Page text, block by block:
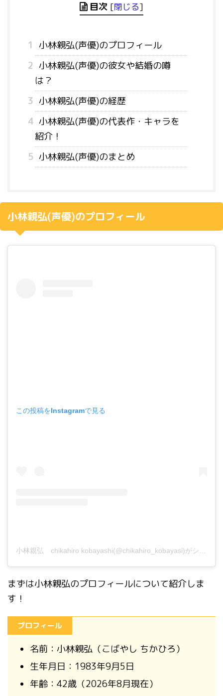
目次 [閉じる]
1
小林親弘(声優)のプロフィール
2 小林親弘(声優)の彼女や結婚の噂
は？
3 小林親弘(声優)の経歴
4 小林親弘(声優)の代表作・キャラを
紹介！
5 小林親弘(声優)のまとめ
小林親弘(声優)のプロフィール
この投稿をInstagramで見る
まずは小林親弘のプロフィールについて紹介しま
す！
プロフィール
名前： 小林親弘 （こばやし ちかひろ）
生年月日： 1983年9月5日
年齢：42歳（2026年8月現在）